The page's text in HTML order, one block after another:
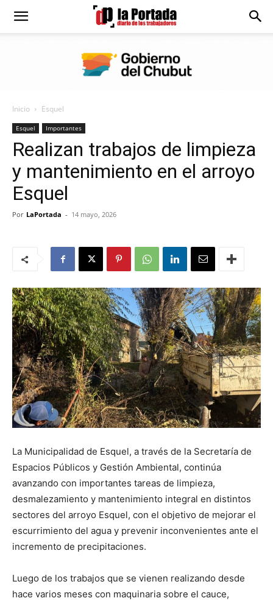
Diario
Portada
Inicio Esquel
Esquel Importantes
Realizan trabajos de limpieza
y mantenimiento en el arroyo
Esquel
Por LaPortada - 14 mayo, 2026
La Municipalidad de Esquel, a través de la Secretaría de
Espacios Públicos y Gestión Ambiental, continúa
avanzando con importantes tareas de limpieza,
desmalezamiento y mantenimiento integral en distintos
sectores del arroyo Esquel, con el objetivo de mejorar el
escurrimiento del agua y prevenir inconvenientes ante el
incremento de precipitaciones.
Luego de los trabajos que se vienen realizando desde
hace varios meses con maquinaria sobre el cauce,